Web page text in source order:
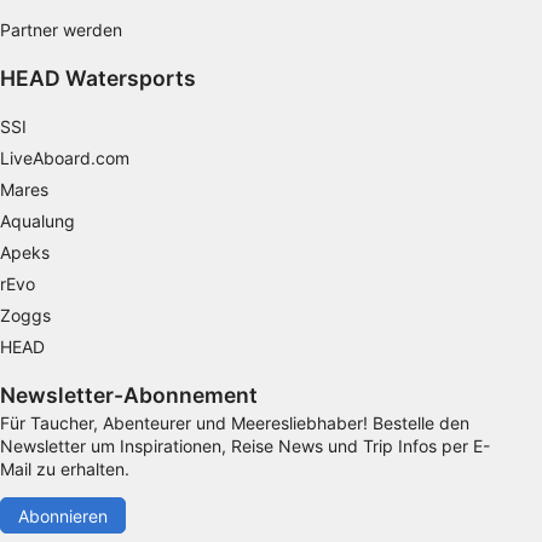
Partner werden
HEAD Watersports
SSI
LiveAboard.com
Mares
Aqualung
Apeks
rEvo
Zoggs
HEAD
Newsletter-Abonnement
Für Taucher, Abenteurer und Meeresliebhaber! Bestelle den
Newsletter um Inspirationen, Reise News und Trip Infos per E-
Mail zu erhalten.
Abonnieren
Verwendung reduzierter Daten zur Auswahl
Geräte anhand von aktiv angeforderten
Nicht-IAB-Verarbeitungszwecke:
Funktional
Werbung